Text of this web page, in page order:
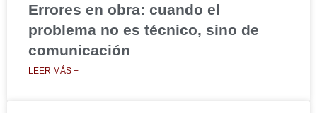
Errores en obra: cuando el
problema no es técnico, sino de
comunicación
LEER MÁS +